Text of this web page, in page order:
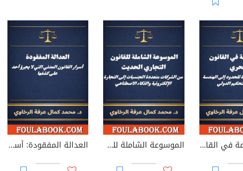
آفاق متقدمة في القانون البحري: من الجرائم العابرة للحدود إلى الهندسة المالية والتحكيم الدولي الموسوعة الشاملة للقانون التجاري الحديث العدالة المفقودة: أسرار القانون المدني التي لا يجرؤ أحد على كشفها